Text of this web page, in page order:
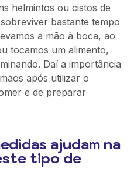
helmintos ou cistos de
bastante tempo
a mão à boca, ao
tocamos um alimento,
Daí a importância
após utilizar o
e de preparar
ajudam na
tipo de